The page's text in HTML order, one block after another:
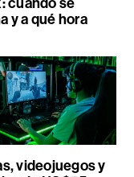
y a qué hora
videojuegos y